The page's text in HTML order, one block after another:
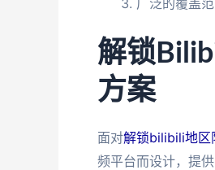
解锁
方案
面对解锁bilibili地区
频平台而设计，提